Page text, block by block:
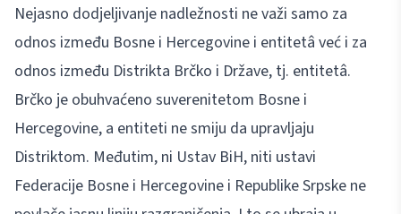
Nejasno dodjeljivanje nadležnosti ne važi samo za
odnos između Bosne i Hercegovine i entitetâ već i za
odnos između Distrikta Brčko i Države, tj. entitetâ.
Brčko je obuhvaćeno suverenitetom Bosne i
Hercegovine, a entiteti ne smiju da upravljaju
Distriktom. Međutim, ni Ustav BiH, niti ustavi
Federacije Bosne i Hercegovine i Republike Srpske ne